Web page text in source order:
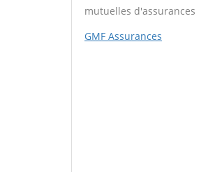
mutuelles d'assurances
GMF Assurances